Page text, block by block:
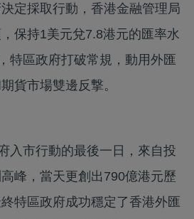
定採取行動，香港金融管理局
保持1美元兌7.8港元的匯率水
特區政府打破常規，動用外匯
貨市場雙邊反撃。
入市行動的最後一日，來自投
峰，當天更創出790億港元歷
特區政府成功穩定了香港外匯